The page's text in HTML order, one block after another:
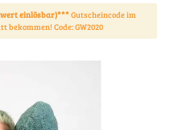
einlösbar)***Gutscheincode im
bekommen! Code: GW2020